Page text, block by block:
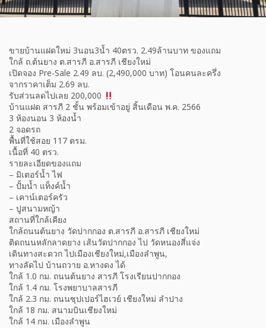
ขายบ้านแฝดใหม่ 3นอน3น้ำ 40ตรว. 2.49ล้านบาท ของแถม
ใกล้ ถ.ต้นยาง ต.สารภี อ.สารภี เชียงใหม่
เปิดจอง Pre-Sale 2.49 ลบ. (2,490,000 บาท) โอนคนละครึ่ง
จากราคาเต็ม 2.69 ลบ.
รับส่วนลดไปเลย 200,000
บ้านแฝด สารภี 2 ชั้น พร้อมเข้าอยู่ สิ้นเดือน พ.ค. 2566
3 ห้องนอน 3 ห้องน้ำ
2 จอดรถ
พื้นที่ใช้สอย 117 ตรม.
เนื้อที่ 40 ตรว.
รายละเอียดของแถม
– มิเตอร์น้ำ ไฟ
– ปั้มน้ำ แท็งค์น้ำ
– เคาน์เตอร์ครัว
– ปูสนามหญ้า
สถานที่ใกล้เคียง
ใกล้ถนนต้นยาง วัดปากกอง ต.สารภี อ.สารภี เชียงใหม่
ติดถนนหลักลาดยาง เส้นวัดปากกอง ไป วัดหนองสี่แจ่ง
เดินทางสะดวก ไปเมืองเชียงใหม่,เมืองลำพูน,
ทางลัดไป บ้านถวาย อ.หางดง ได้
ใกล้ 1.0 กม. ถนนต้นยาง สารภี โรงเรียนปากกอง
ใกล้ 1.4 กม. โรงพยาบาลสารภี
ใกล้ 2.3 กม. ถนนซุปเปอร์ไฮเวย์ เชียงใหม่ ลำปาง
ใกล้ 18 กม. สนามบินเชียงใหม่
ใกล้ 14 กม. เมืองลำพูน